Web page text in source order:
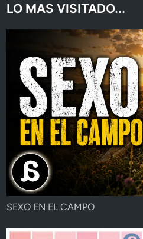
LO MAS VISITADO...
SEXO EN EL CAMPO